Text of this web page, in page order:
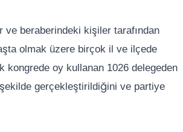
ve beraberindeki kişiler tarafından
olmak üzere birçok il ve ilçede
kongrede oy kullanan 1026 delegeden
gerçekleştirildiğini ve partiye